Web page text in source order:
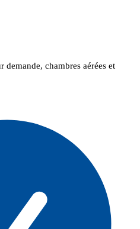
chambres aérées et